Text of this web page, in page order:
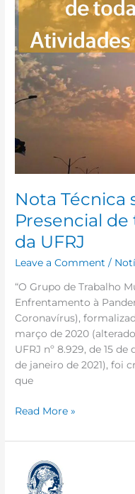
Nota Técnica
Presencial de
da UFRJ
Leave a Comment /
“O Grupo de Trabalho
Enfrentamento à
Coronavírus),
março de 2020
UFRJ nº 8.929, de 15 de
de janeiro de 2021), foi
que
todas
as
Atividades
da
UFRJ
Read More »
PROCESSO
SELETIVO